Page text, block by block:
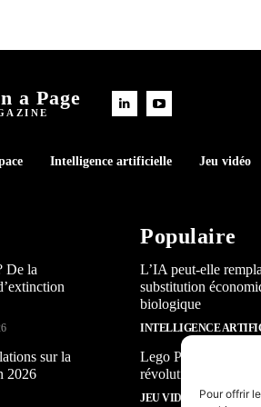
Pour offrir
a Page
Intelligence artificielle Jeu vidéo
De la
sur la
2026
Populaire
L’IA peut-elle
substitution
biologique
INTELLIGENCE
Lego Pokémon
révolution (sans
JEU VIDÉO 31 juillet 2026